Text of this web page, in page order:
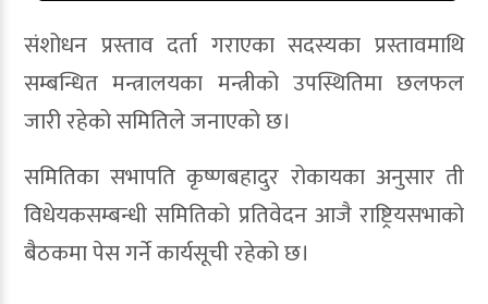
संशोधन प्रस्ताव दर्ता गराएका सदस्यका प्रस्तावमाथि
सम्बन्धित मन्त्रालयका मन्त्रीको उपस्थितिमा छलफल
जारी रहेको समितिले जनाएको छ।
समितिका सभापति कृष्णबहादुर रोकायका अनुसार ती
विधेयकसम्बन्धी समितिको प्रतिवेदन आजै राष्ट्रियसभाको
बैठकमा पेस गर्ने कार्यसूची रहेको छ।